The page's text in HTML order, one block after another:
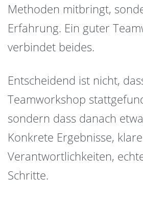
Methoden mitbringt,
Erfahrung. Ein guter
verbindet beides.
Entscheidend ist nicht,
Teamworkshop
sondern dass danach
Konkrete Ergebnisse, klare
Verantwortlichkeiten,
Schritte.